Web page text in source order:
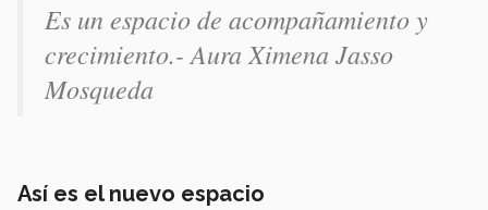
Es un espacio de acompañamiento y
crecimiento.- Aura Ximena Jasso
Mosqueda
Así es el nuevo espacio